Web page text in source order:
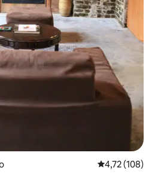
Calificación
4,72 (108)